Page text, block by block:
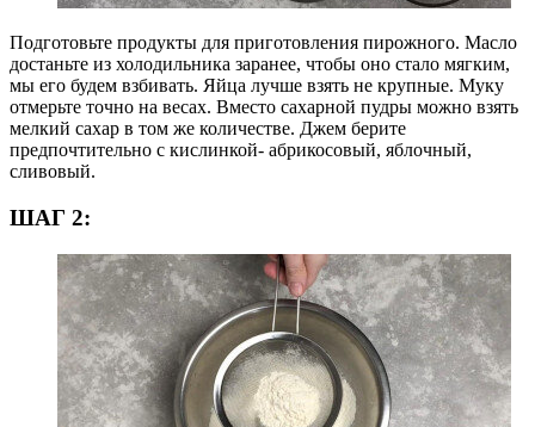
Подготовьте продукты для приготовления пирожного. Масло
достаньте из холодильника заранее, чтобы оно стало мягким,
мы его будем взбивать. Яйца лучше взять не крупные. Муку
отмерьте точно на весах. Вместо сахарной пудры можно взять
мелкий сахар в том же количестве. Джем берите
предпочтительно с кислинкой- абрикосовый, яблочный,
сливовый.
ШАГ 2: